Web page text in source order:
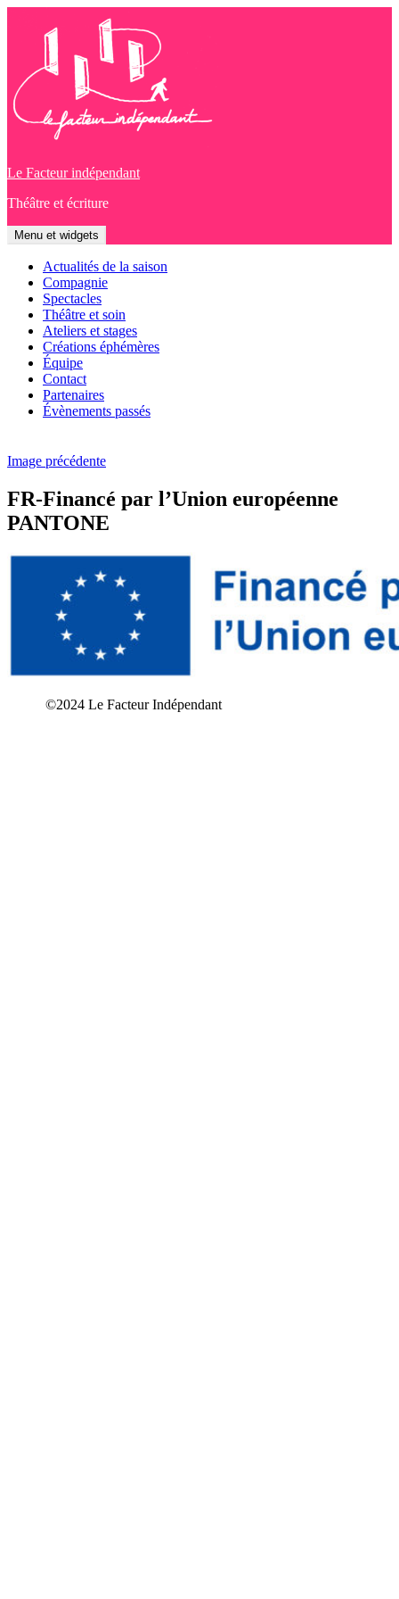
contenu
Le Facteur indépendant
Théâtre et écriture
Menu et widgets
Actualités de la saison
Compagnie
Spectacles
Théâtre et soin
Ateliers et stages
Créations éphémères
Équipe
Contact
Partenaires
Évènements passés
Image précédente
FR-Financé par l’Union européenne
PANTONE
©2024 Le Facteur Indépendant